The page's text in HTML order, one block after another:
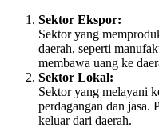
Sektor Ekspor:
Sektor yang
daerah, seperti
membawa uang ke
Sektor Lokal:
Sektor yang melayani
perdagangan dan jasa.
keluar dari daerah.